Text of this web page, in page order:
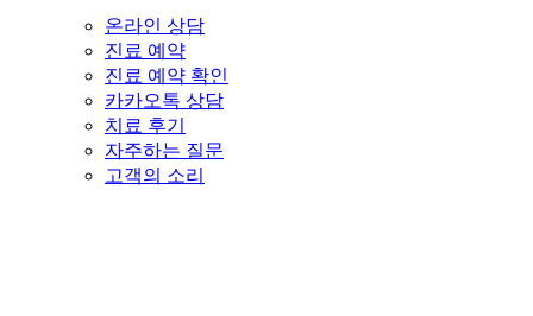
온라인 상담
진료 예약
진료 예약 확인
카카오톡 상담
치료 후기
자주하는 질문
고객의 소리